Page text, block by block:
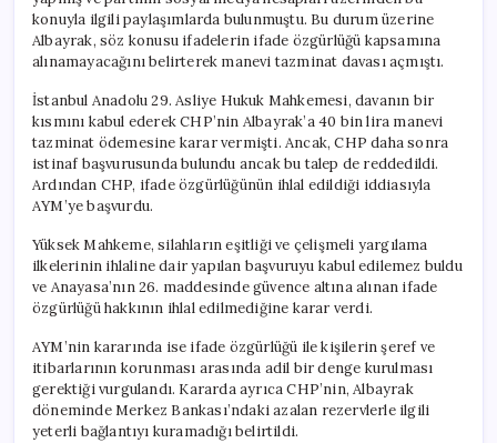
konuyla ilgili paylaşımlarda bulunmuştu. Bu durum üzerine
Albayrak, söz konusu ifadelerin ifade özgürlüğü kapsamına
alınamayacağını belirterek manevi tazminat davası açmıştı.
İstanbul Anadolu 29. Asliye Hukuk Mahkemesi, davanın bir
kısmını kabul ederek CHP’nin Albayrak’a 40 bin lira manevi
tazminat ödemesine karar vermişti. Ancak, CHP daha sonra
istinaf başvurusunda bulundu ancak bu talep de reddedildi.
Ardından CHP, ifade özgürlüğünün ihlal edildiği iddiasıyla
AYM’ye başvurdu.
Yüksek Mahkeme, silahların eşitliği ve çelişmeli yargılama
ilkelerinin ihlaline dair yapılan başvuruyu kabul edilemez buldu
ve Anayasa’nın 26. maddesinde güvence altına alınan ifade
özgürlüğü hakkının ihlal edilmediğine karar verdi.
AYM’nin kararında ise ifade özgürlüğü ile kişilerin şeref ve
itibarlarının korunması arasında adil bir denge kurulması
gerektiği vurgulandı. Kararda ayrıca CHP’nin, Albayrak
döneminde Merkez Bankası’ndaki azalan rezervlerle ilgili
yeterli bağlantıyı kuramadığı belirtildi.